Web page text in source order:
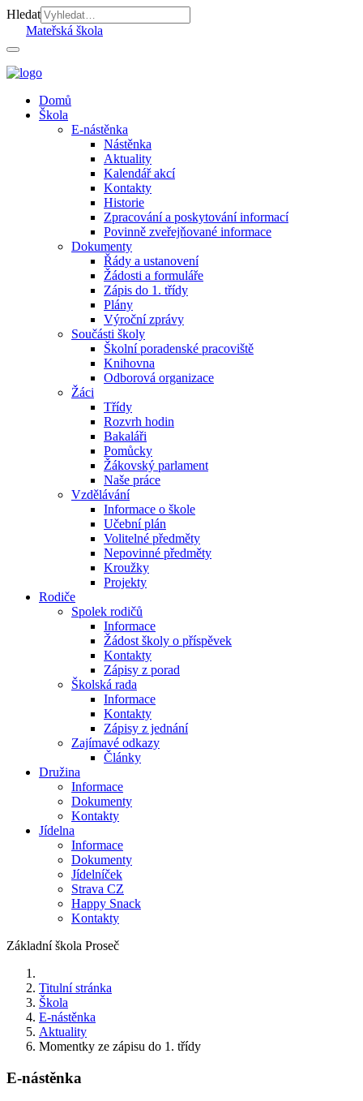
Hledat
Mateřská škola
Domů
Škola
E-nástěnka
Nástěnka
Aktuality
Kalendář akcí
Kontakty
Historie
Zpracování a poskytování informací
Povinně zveřejňované informace
Dokumenty
Řády a ustanovení
Žádosti a formuláře
Zápis do 1. třídy
Plány
Výroční zprávy
Součásti školy
Školní poradenské pracoviště
Knihovna
Odborová organizace
Žáci
Třídy
Rozvrh hodin
Bakaláři
Pomůcky
Žákovský parlament
Naše práce
Vzdělávání
Informace o škole
Učební plán
Volitelné předměty
Nepovinné předměty
Kroužky
Projekty
Rodiče
Spolek rodičů
Informace
Žádost školy o příspěvek
Kontakty
Zápisy z porad
Školská rada
Informace
Kontakty
Zápisy z jednání
Zajímavé odkazy
Články
Družina
Informace
Dokumenty
Kontakty
Jídelna
Informace
Dokumenty
Jídelníček
Strava CZ
Happy Snack
Kontakty
Základní škola Proseč
Titulní stránka
Škola
E-nástěnka
Aktuality
Momentky ze zápisu do 1. třídy
E-nástěnka